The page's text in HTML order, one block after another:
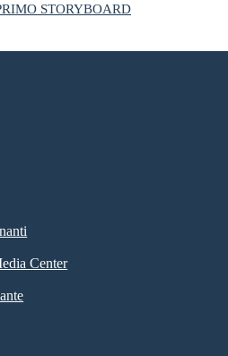
STORYBOARD
Center